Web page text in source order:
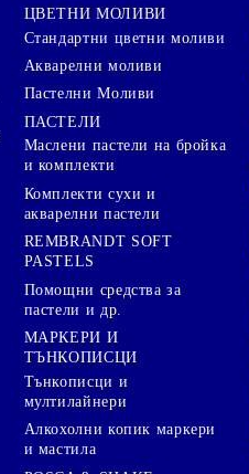
ЦВЕТНИ МОЛИВИ
Стандартни цветни моливи
Акварелни моливи
Пастелни Моливи
ПАСТЕЛИ
Маслени пастели на бройка
и комплекти
Комплекти сухи и
акварелни пастели
REMBRANDT SOFT
PASTELS
Помощни средства за
пастели и др.
МАРКЕРИ И
ТЪНКОПИСЦИ
Тънкописци и
мултилайнери
Алкохолни копик маркери
и мастила